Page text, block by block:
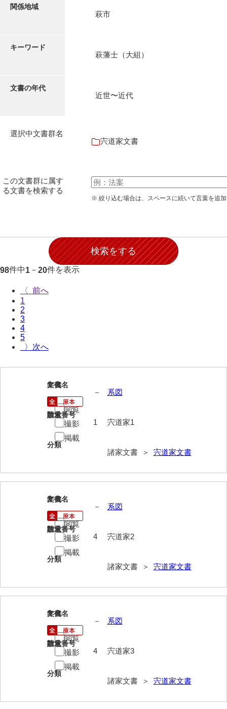
石川卓美文庫
石田家文書（山口市）
市原家文書
出羽家文書
伊藤家文書（山口市）
伊藤家文書（宇部市）
井上勉家文書（大和町）
井下家文書（埼玉県）
井原家文書
今井家文書
岩崎家文書（秋芳町）
岩崎家文書（鹿野町）
岩見博幸収集史料
上田家文書（防府市）
上松氏収集文書
氏本家文書
宇多田家文書
内田家文書（豊中市）
関係地域
萩市
キーワード
萩藩士（大組）
文書の年代
近世〜近代
選択中文書群名
宍道家文書
この文書群に属す
る文書を検索する
※ 絞り込む場合は、スペースに続いて言葉を追
98件中1 － 20件を表示
〈
1
2
3
4
5
〉
1
文書名
系図
請求番号
宍道家1
分類
諸家文書 ＞ 宍道家文書
年代
－
数量
1
閲覧
撮影
掲載
2
文書名
系図
請求番号
宍道家2
分類
諸家文書 ＞ 宍道家文書
年代
－
数量
4
閲覧
撮影
掲載
3
文書名
系図
請求番号
宍道家3
分類
諸家文書 ＞ 宍道家文書
年代
－
数量
4
閲覧
撮影
掲載